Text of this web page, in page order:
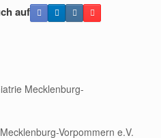
auf
Mecklenburg-
Vorpommern e.V.